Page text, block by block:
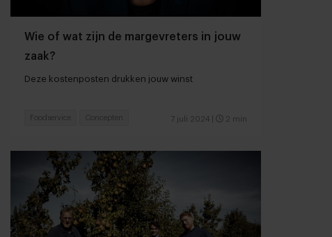
Wie of wat zijn de margevreters in jouw
zaak?
Deze kostenposten drukken jouw winst
7 juli 2024 2 min
Foodservice Concepten